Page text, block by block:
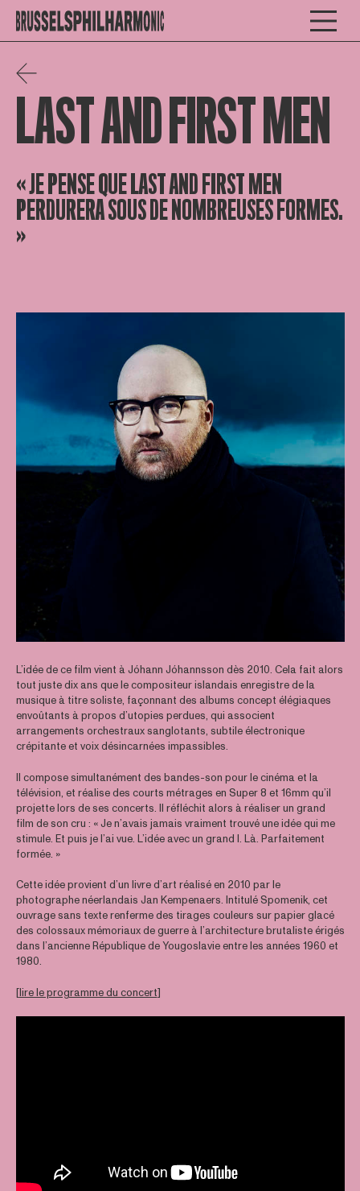
LAST AND FIRST MEN
« JE PENSE QUE LAST AND FIRST MEN
PERDURERA SOUS DE NOMBREUSES FORMES.
»
L’idée de ce film vient à Jóhann Jóhannsson dès 2010. Cela fait alors
tout juste dix ans que le compositeur islandais enregistre de la
musique à titre soliste, façonnant des albums concept élégiaques
envoûtants à propos d’utopies perdues, qui associent
arrangements orchestraux sanglotants, subtile électronique
crépitante et voix désincarnées impassibles.
Il compose simultanément des bandes-son pour le cinéma et la
télévision, et réalise des courts métrages en Super 8 et 16mm qu’il
projette lors de ses concerts. Il réfléchit alors à réaliser un grand
film de son cru : « Je n’avais jamais vraiment trouvé une idée qui me
stimule. Et puis je l’ai vue. L’idée avec un grand I. Là. Parfaitement
formée. »
Cette idée provient d’un livre d’art réalisé en 2010 par le
photographe néerlandais Jan Kempenaers. Intitulé Spomenik, cet
ouvrage sans texte renferme des tirages couleurs sur papier glacé
des colossaux mémoriaux de guerre à l’architecture brutaliste érigés
dans l’ancienne République de Yougoslavie entre les années 1960 et
1980.
[lire le programme du concert]